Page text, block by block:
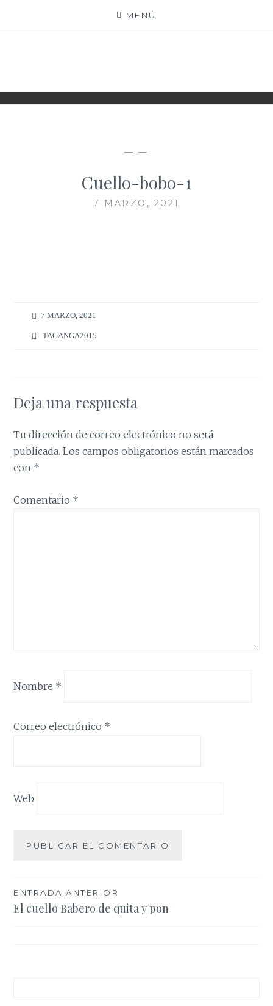
MENÚ
— —
Cuello-bobo-1
7 MARZO, 2021
7 MARZO, 2021
TAGANGA2015
Deja una respuesta
Tu dirección de correo electrónico no será
publicada. Los campos obligatorios están marcados
con *
Comentario *
Nombre *
Correo electrónico *
Web
Navegación
de
ENTRADA ANTERIOR
El cuello Babero de quita y pon